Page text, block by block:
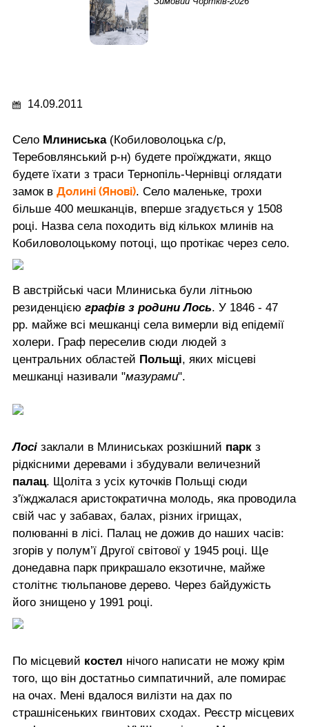
14.09.2011
Село Млиниська (Кобиловолоцька с/р,
Теребовлянський р-н) будете проїжджати, якщо
будете їхати з траси Тернопіль-Чернівці оглядати
замок в Долині (Янові). Село маленьке, трохи
більше 400 мешканців, вперше згадується у 1508
році. Назва села походить від кількох млинів на
Кобиловолоцькому потоці, що протікає через село.
В австрійські часи Млиниська були літньою
резиденцією графів з родини Лось. У 1846 - 47
рр. майже всі мешканці села вимерли від епідемії
холери. Граф переселив сюди людей з
центральних областей Польщі, яких місцеві
мешканці називали "мазурами".
Лосі заклали в Млиниськах розкішний парк з
рідкісними деревами і збудували величезний
палац. Щоліта з усіх куточків Польщі сюди
з'їжджалася аристократична молодь, яка проводила
свій час у забавах, балах, різних ігрищах,
полюванні в лісі. Палац не дожив до наших часів:
згорів у полум’ї Другої світової у 1945 році. Ще
донедавна парк прикрашало екзотичне, майже
столітнє тюльпанове дерево. Через байдужість
його знищено у 1991 році.
По місцевий костел нічого написати не можу крім
того, що він достатньо симпатичний, але помирає
на очах. Мені вдалося вилізти на дах по
страшнісеньких гвинтових сходах. Реєстр місцевих